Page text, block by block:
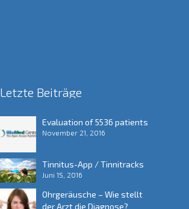
Letzte Beiträge
Evaluation of 5536 patients
November 21, 2016
Tinnitus-App / Tinnitracks
Juni 15, 2016
Ohrgeräusche – Wie stellt
der Arzt die Diagnose?